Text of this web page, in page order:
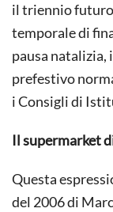
il triennio
temporale di
pausa natalizia,
prefestivo
i Consigli di
Il supermarket
Questa
del 2006 di